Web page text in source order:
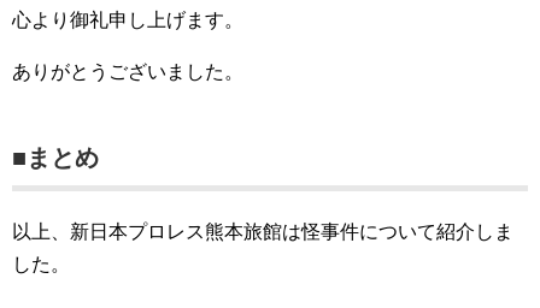
心より御礼申し上げます。
ありがとうございました。
■まとめ
以上、新日本プロレス熊本旅館は怪事件について紹介しま
した。